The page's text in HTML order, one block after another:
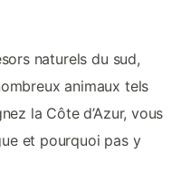
naturels du sud,
animaux tels
la Côte d’Azur, vous
et pourquoi pas y